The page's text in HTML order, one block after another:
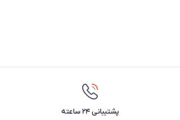
پشتیبانی ۲۴ ساعته